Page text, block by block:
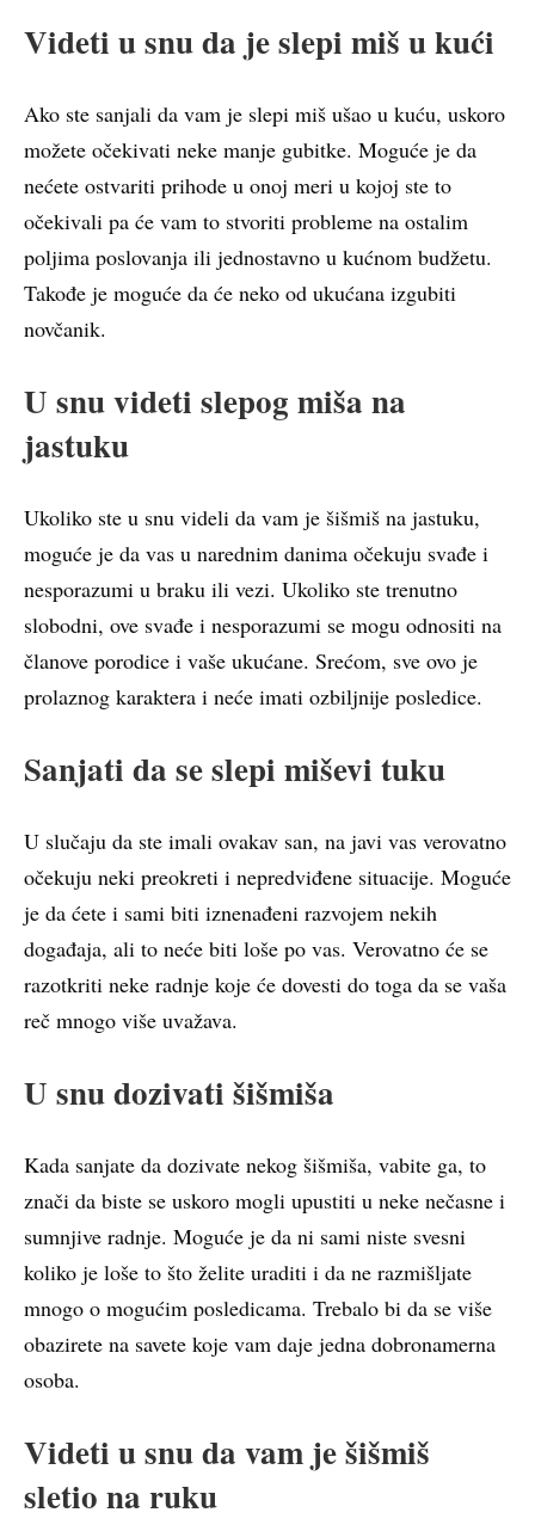
Videti u snu da je slepi miš u kući
Ako ste sanjali da vam je slepi miš ušao u kuću, uskoro
možete očekivati neke manje gubitke. Moguće je da
nećete ostvariti prihode u onoj meri u kojoj ste to
očekivali pa će vam to stvoriti probleme na ostalim
poljima poslovanja ili jednostavno u kućnom budžetu.
Takođe je moguće da će neko od ukućana izgubiti
novčanik.
U snu videti slepog miša na
jastuku
Ukoliko ste u snu videli da vam je šišmiš na jastuku,
moguće je da vas u narednim danima očekuju svađe i
nesporazumi u braku ili vezi. Ukoliko ste trenutno
slobodni, ove svađe i nesporazumi se mogu odnositi na
članove porodice i vaše ukućane. Srećom, sve ovo je
prolaznog karaktera i neće imati ozbiljnije posledice.
Sanjati da se slepi miševi tuku
U slučaju da ste imali ovakav san, na javi vas verovatno
očekuju neki preokreti i nepredviđene situacije. Moguće
je da ćete i sami biti iznenađeni razvojem nekih
događaja, ali to neće biti loše po vas. Verovatno će se
razotkriti neke radnje koje će dovesti do toga da se vaša
reč mnogo više uvažava.
U snu dozivati šišmiša
Kada sanjate da dozivate nekog šišmiša, vabite ga, to
znači da biste se uskoro mogli upustiti u neke nečasne i
sumnjive radnje. Moguće je da ni sami niste svesni
koliko je loše to što želite uraditi i da ne razmišljate
mnogo o mogućim posledicama. Trebalo bi da se više
obazirete na savete koje vam daje jedna dobronamerna
osoba.
Videti u snu da vam je šišmiš
sletio na ruku